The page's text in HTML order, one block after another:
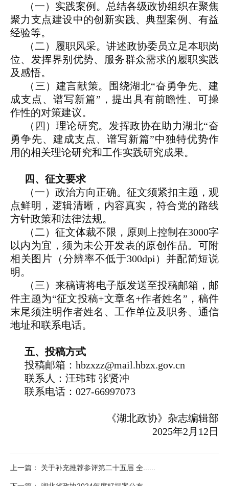
（一）实践案例。总结各级政协组织在聚焦
聚力支点建设中的创新实践、典型案例、有益
经验等。
（二）履职风采。讲述政协委员立足本职岗
位、发挥界别优势、服务群众需求的履职实践
及感悟。
（三）建言献策。围绕湖北“奋勇争先、建
成支点、谱写新篇”，提出具有前瞻性、可操
作性的对策建议。
（四）理论研究。发挥政协在助力湖北“奋
勇争先、建成支点、谱写新篇”中独特优势作
用的相关理论研究和工作实践研究成果。
四、征文要求
（一）政治方向正确。征文须紧扣主题，观
点鲜明，逻辑清晰，内容真实，符合党的路线
方针政策和法律法规。
（二）征文体裁不限，原则上控制在3000字
以内为宜，须为未公开发表的原创作品。可附
相关图片（分辨率不低于300dpi）并配简短说
明。
（三）来稿请将电子版发送至投稿邮箱，邮
件主题为“征文投稿+文章名+作者姓名”，稿件
末尾须注明作者姓名、工作单位及职务、通信
地址和联系电话。
五、投稿方式
投稿邮箱：hbzxzz@mail.hbzx.gov.cn
联系人：汪玮玮 张贤冲
联系电话：027-66997073
《湖北政协》杂志编辑部
2025年2月12日
上一篇： 关于补充推荐参评第二十五届 全......